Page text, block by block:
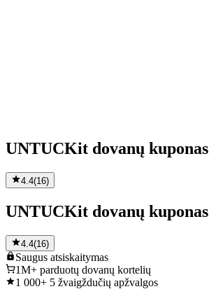
UNTUCKit dovanų kuponas
4.4(16)
UNTUCKit dovanų kuponas
4.4(16)
Saugus atsiskaitymas
1M+ parduotų dovanų kortelių
1 000+ 5 žvaigždučių apžvalgos